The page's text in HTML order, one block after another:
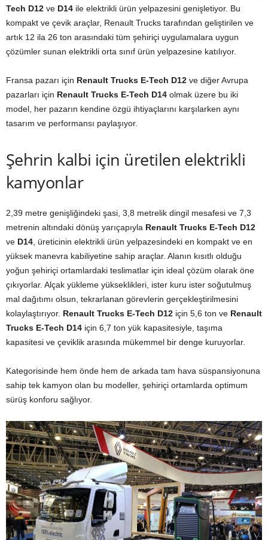
Tech D12 ve D14 ile elektrikli ürün yelpazesini genişletiyor. Bu
kompakt ve çevik araçlar, Renault Trucks tarafından geliştirilen ve
artık 12 ila 26 ton arasındaki tüm şehiriçi uygulamalara uygun
çözümler sunan elektrikli orta sınıf ürün yelpazesine katılıyor.
Fransa pazarı için Renault Trucks E-Tech D12 ve diğer Avrupa
pazarları için Renault Trucks E-Tech D14 olmak üzere bu iki
model, her pazarın kendine özgü ihtiyaçlarını karşılarken aynı
tasarım ve performansı paylaşıyor.
Şehrin kalbi için üretilen elektrikli
kamyonlar
2,39 metre genişliğindeki şasi, 3,8 metrelik dingil mesafesi ve 7,3
metrenin altındaki dönüş yarıçapıyla Renault Trucks E-Tech D12
ve D14, üreticinin elektrikli ürün yelpazesindeki en kompakt ve en
yüksek manevra kabiliyetine sahip araçlar. Alanın kısıtlı olduğu
yoğun şehiriçi ortamlardaki teslimatlar için ideal çözüm olarak öne
çıkıyorlar. Alçak yükleme yükseklikleri, ister kuru ister soğutulmuş
mal dağıtımı olsun, tekrarlanan görevlerin gerçekleştirilmesini
kolaylaştırıyor. Renault Trucks E-Tech D12 için 5,6 ton ve Renault
Trucks E-Tech D14 için 6,7 ton yük kapasitesiyle, taşıma
kapasitesi ve çeviklik arasında mükemmel bir denge kuruyorlar.
Kategorisinde hem önde hem de arkada tam hava süspansiyonuna
sahip tek kamyon olan bu modeller, şehiriçi ortamlarda optimum
sürüş konforu sağlıyor.